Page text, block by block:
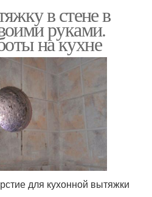
в стене в
руками.
на кухне
для кухонной вытяжки